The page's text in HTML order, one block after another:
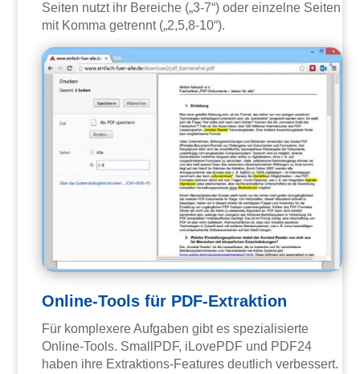
Seiten nutzt ihr Bereiche („3-7“) oder einzelne Seiten
mit Komma getrennt („2,5,8-10“).
Online-Tools für PDF-Extraktion
Für komplexere Aufgaben gibt es spezialisierte
Online-Tools. SmallPDF, iLovePDF und PDF24
haben ihre Extraktions-Features deutlich verbessert.